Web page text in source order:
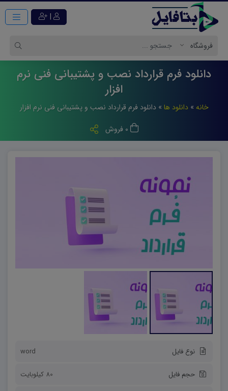
|
دانلود فرم قرارداد نصب و پشتیبانی فنی نرم
افزار
خانه » دانلود ها »دانلود فرم قرارداد نصب و پشتیبانی فنی نرم افزار
نوع فایل word
حجم فایل 80 کیلوبایت